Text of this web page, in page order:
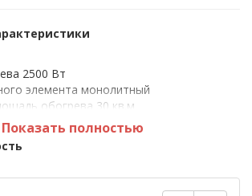
2500 Вт
элемента монолитный
обогрева 30 кв.м
В
нет
Показать полностью